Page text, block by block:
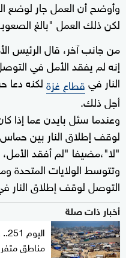
وأوضح أن العمل جار لوضع
لكن ذلك العمل "بالغ
من جانب آخر، قال الرئيس
إنه لم يفقد الأمل في
النار فيقطاع غزةلكنه
أجل ذلك.
وعندما سئل بايدن عما إذا
لوقف إطلاق النار بين حماس
"لا"،مضيفا "لم أفقد
وتتوسط الولايات
التوصل لوقف إطلاق النار
أخبار ذات صلة
مناطق